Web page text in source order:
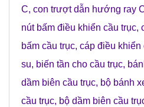
C, con trượt dẫn hướng ray
nút bấm điều khiển cầu trục,
bấm cầu trục, cáp điều khiển
su, biến tần cho cầu trục,
dầm biên cầu trục, bộ bánh
cầu trục, bộ dầm biên cầu